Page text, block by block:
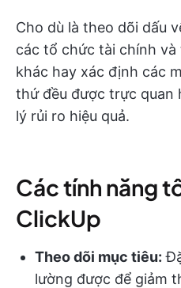
Cho dù là theo dõi dấu
các tổ chức tài chính
khác hay xác định các
thứ đều được trực quan
lý rủi ro hiệu quả.
Các tính năng
ClickUp
Theo dõi mục tiêu:
lường được để giảm